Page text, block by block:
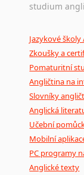
Ostatní
poradny a
studium
Jazykové školy
Zkoušky a
Pomaturitní
Angličtina na
Slovníky
Anglická
Učební
Mobilní
PC programy
Anglické texty